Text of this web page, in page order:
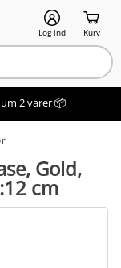
Log ind Kurv
2 varer 📦
Gold,
cm